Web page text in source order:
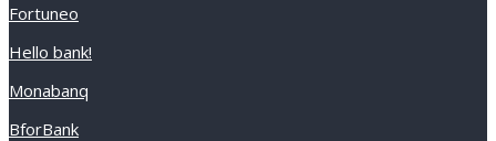
Fortuneo
Hello bank!
Monabanq
BforBank